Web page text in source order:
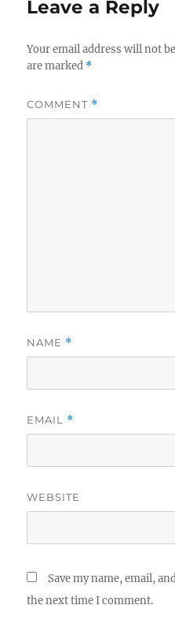
Leave a Reply
Your email address will not
are marked *
COMMENT *
NAME *
EMAIL *
WEBSITE
Save my name, email,
the next time I comment.